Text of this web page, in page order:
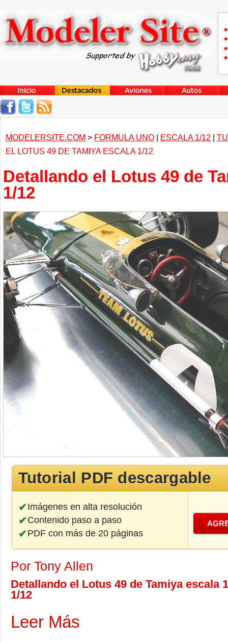
MODELERSITE.COM > FORMULA UNO | ESCALA 1/12 |
EL LOTUS 49 DE TAMIYA ESCALA 1/12
Detallando el Lotus 49 de
1/12
Tutorial PDF descargable
Imágenes en alta resolución
Contenido paso a paso
PDF con más de 20 páginas
Por Tony Allen
Detallando el Lotus 49 de Tamiya escala
1/12
Leer Más